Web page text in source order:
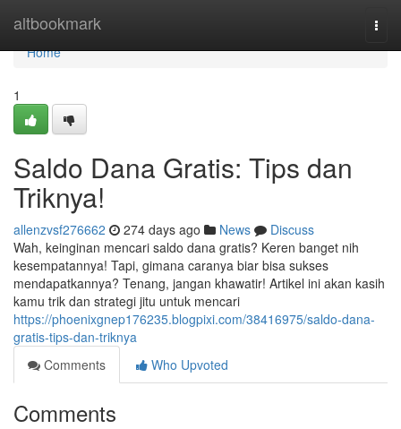
altbookmark
Home
Home
1
Saldo Dana Gratis: Tips dan
Triknya!
allenzvsf276662 274 days ago News
Discuss
Wah, keinginan mencari saldo dana gratis? Keren banget nih
kesempatannya! Tapi, gimana caranya biar bisa sukses
mendapatkannya? Tenang, jangan khawatir! Artikel ini akan kasih
kamu trik dan strategi jitu untuk mencari
https://phoenixgnep176235.blogpixi.com/38416975/saldo-dana-
gratis-tips-dan-triknya
Comments
Who Upvoted
Comments